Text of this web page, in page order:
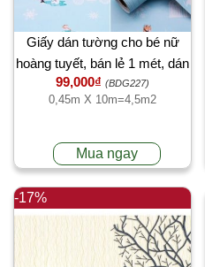
Giấy dán tường cho bé nữ
hoàng tuyết, bán lẻ 1 mét, dán
tường phòng ngủ bé gái,
trường học đẹp 4,5m2 tại
99,000₫ (BDG227)
0,45m X 10m=4,5m2
Mua ngay
-17%